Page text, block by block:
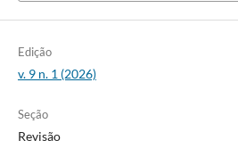
Edição
v. 9 n. 1 (2026)
Seção
Revisão